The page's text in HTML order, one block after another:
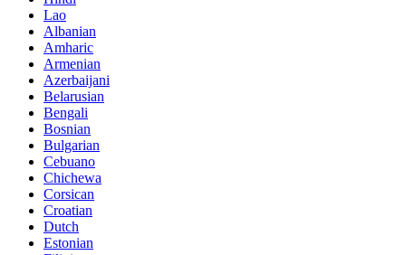
Lao
Albanian
Amharic
Armenian
Azerbaijani
Belarusian
Bengali
Bosnian
Bulgarian
Cebuano
Chichewa
Corsican
Croatian
Dutch
Estonian